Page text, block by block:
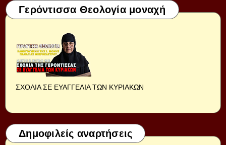
Γερόντισσα Θεολογία μοναχή
ΣΧΟΛΙΑ ΣΕ ΕΥΑΓΓΕΛΙΑ ΤΩΝ ΚΥΡΙΑΚΩΝ
Δημοφιλείς αναρτήσεις